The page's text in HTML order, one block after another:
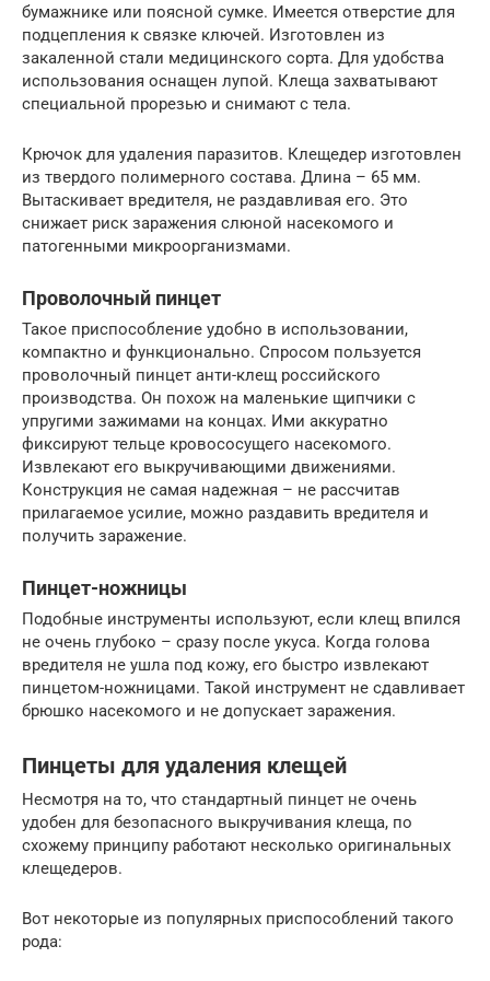
бумажнике или поясной сумке. Имеется отверстие для
подцепления к связке ключей. Изготовлен из
закаленной стали медицинского сорта. Для удобства
использования оснащен лупой. Клеща захватывают
специальной прорезью и снимают с тела.
Крючок для удаления паразитов. Клещедер изготовлен
из твердого полимерного состава. Длина – 65 мм.
Вытаскивает вредителя, не раздавливая его. Это
снижает риск заражения слюной насекомого и
патогенными микроорганизмами.
Проволочный пинцет
Такое приспособление удобно в использовании,
компактно и функционально. Спросом пользуется
проволочный пинцет анти-клещ российского
производства. Он похож на маленькие щипчики с
упругими зажимами на концах. Ими аккуратно
фиксируют тельце кровососущего насекомого.
Извлекают его выкручивающими движениями.
Конструкция не самая надежная – не рассчитав
прилагаемое усилие, можно раздавить вредителя и
получить заражение.
Пинцет-ножницы
Подобные инструменты используют, если клещ впился
не очень глубоко – сразу после укуса. Когда голова
вредителя не ушла под кожу, его быстро извлекают
пинцетом-ножницами. Такой инструмент не сдавливает
брюшко насекомого и не допускает заражения.
Пинцеты для удаления клещей
Несмотря на то, что стандартный пинцет не очень
удобен для безопасного выкручивания клеща, по
схожему принципу работают несколько оригинальных
клещедеров.
Вот некоторые из популярных приспособлений такого
рода: